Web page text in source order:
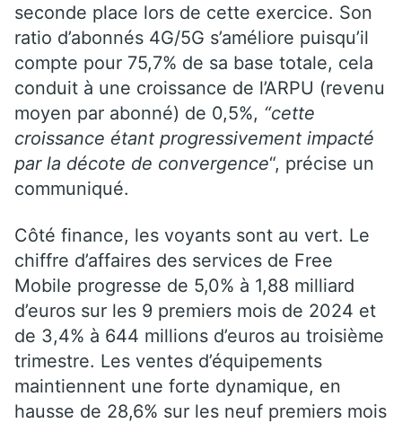
seconde place lors de cette exercice. Son
ratio d’abonnés 4G/5G s’améliore puisqu’il
compte pour 75,7% de sa base totale, cela
conduit à une croissance de l’ARPU (revenu
moyen par abonné) de 0,5%, “cette
croissance étant progressivement impacté
par la décote de convergence“, précise un
communiqué.
Côté finance, les voyants sont au vert. Le
chiffre d’affaires des services de Free
Mobile progresse de 5,0% à 1,88 milliard
d’euros sur les 9 premiers mois de 2024 et
de 3,4% à 644 millions d’euros au troisième
trimestre. Les ventes d’équipements
maintiennent une forte dynamique, en
hausse de 28,6% sur les neuf premiers mois